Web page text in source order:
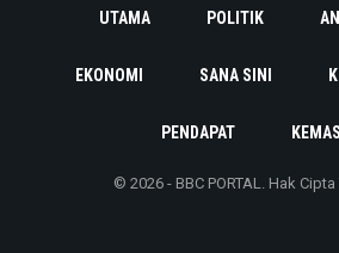
UTAMA POLITIK
EKONOMI SANA SINI
PENDAPAT
© 2026 - BBC PORTAL. Hak Cipta